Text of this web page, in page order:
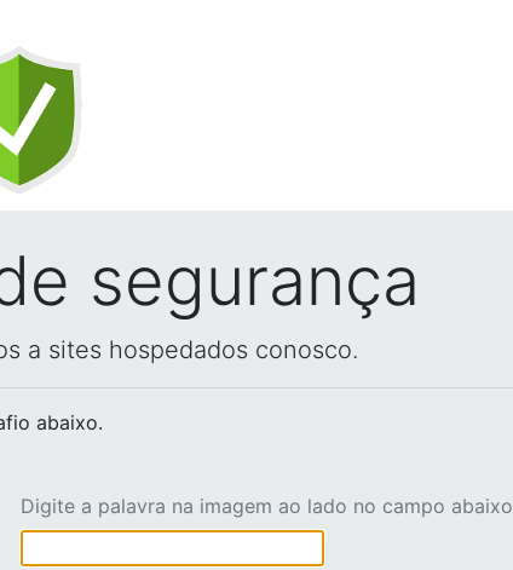
segurança
a sites hospedados conosco.
abaixo.
Digite a palavra na imagem ao lado no campo abaixo